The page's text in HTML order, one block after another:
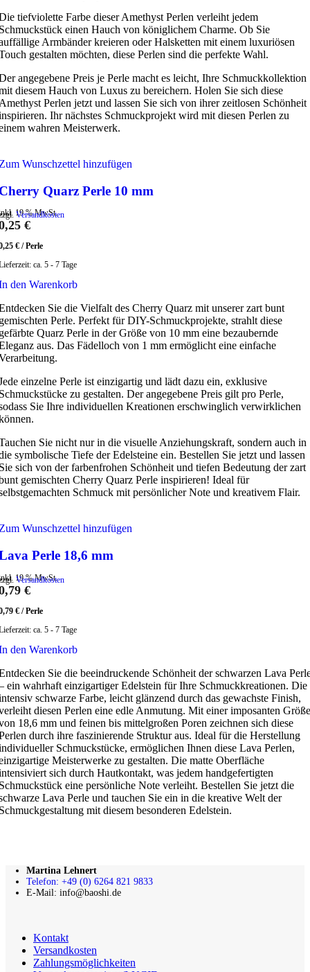
tiefviolette Farbe dieser Amethyst Perlen verleiht jedem
einen Hauch von königlichem Charme. Ob Sie
Armbänder kreieren oder Halsketten mit einem luxuriösen
gestalten möchten, diese Perlen sind die perfekte Wahl.
angegebene Preis je Perle macht es leicht, Ihre Schmuckkollektion
diesem Hauch von Luxus zu bereichern. Holen Sie sich diese
Perlen jetzt und lassen Sie sich von ihrer zeitlosen Schönheit
Ihr nächstes Schmuckprojekt wird mit diesen Perlen zu
wahren Meisterwerk.
Wunschzettel hinzufügen
Quarz Perle 10 mm
19 % MwSt.
Versandkosten
€
€ /Perle
ca. 5 - 7 Tage
den Warenkorb
Sie die Vielfalt des Cherry Quarz mit unserer zart bunt
Perle. Perfekt für DIY-Schmuckprojekte, strahlt diese
Quarz Perle in der Größe von 10 mm eine bezaubernde
aus. Das Fädelloch von 1 mm ermöglicht eine einfache
einzelne Perle ist einzigartig und lädt dazu ein, exklusive
zu gestalten. Der angegebene Preis gilt pro Perle,
Sie Ihre individuellen Kreationen erschwinglich verwirklichen
Sie nicht nur in die visuelle Anziehungskraft, sondern auch in
symbolische Tiefe der Edelsteine ein. Bestellen Sie jetzt und lassen
sich von der farbenfrohen Schönheit und tiefen Bedeutung der zart
gemischten Cherry Quarz Perle inspirieren! Ideal für
Schmuck mit persönlicher Note und kreativem Flair.
Wunschzettel hinzufügen
Perle 18,6 mm
19 % MwSt.
Versandkosten
€
€ /Perle
ca. 5 - 7 Tage
den Warenkorb
Sie die beeindruckende Schönheit der schwarzen Lava
ein wahrhaft einzigartiger Edelstein für Ihre Schmuckkreationen. Die
schwarze Farbe, leicht glänzend durch das gewachste Finish,
diesen Perlen eine edle Anmutung. Mit einer imposanten Größe
18,6 mm und feinen bis mittelgroßen Poren zeichnen sich diese
durch ihre faszinierende Struktur aus. Ideal für die Herstellung
Schmuckstücke, ermöglichen Ihnen diese Lava Perlen,
Meisterwerke zu gestalten. Die matte Oberfläche
sich durch Hautkontakt, was jedem handgefertigten
eine persönliche Note verleiht. Bestellen Sie jetzt die
Lava Perle und tauchen Sie ein in die kreative Welt der
mit diesem besonderen Edelstein.
Martina Lehnert
Telefon: +49 (0) 6264 821 9833
E-Mail: info@baoshi.de
Kontakt
Versandkosten
Zahlungsmöglichkeiten